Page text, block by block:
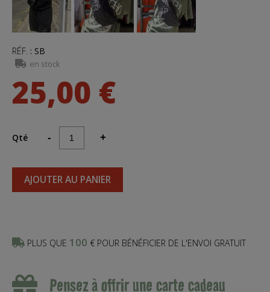
RÉF. : SB
en stock
25,00 €
Qté - +
AJOUTER AU PANIER
PLUS QUE 100 € POUR BÉNÉFICIER DE L'ENVOI GRATUIT
Pensez à offrir une carte cadeau